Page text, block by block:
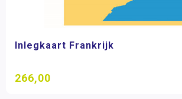
Inlegkaart Frankrijk
266,00